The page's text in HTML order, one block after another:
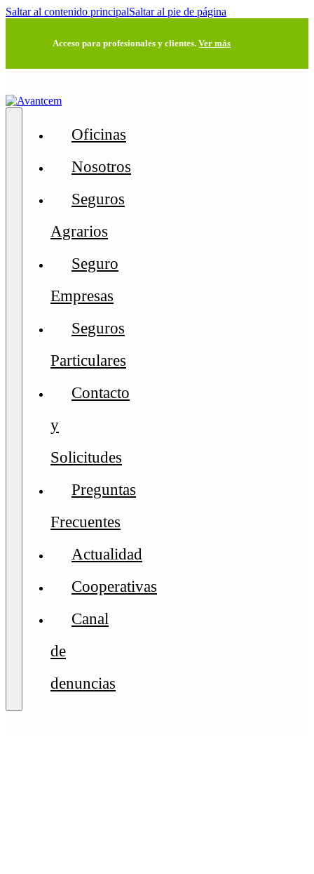
Saltar al contenido principalSaltar al pie de página
Acceso para profesionales y clientes.Ver más
Oficinas
Nosotros
Seguros
Agrarios
Seguro
Empresas
Seguros
Particulares
Contacto
y
Solicitudes
Preguntas
Frecuentes
Actualidad
Cooperativas
Canal
de
denuncias